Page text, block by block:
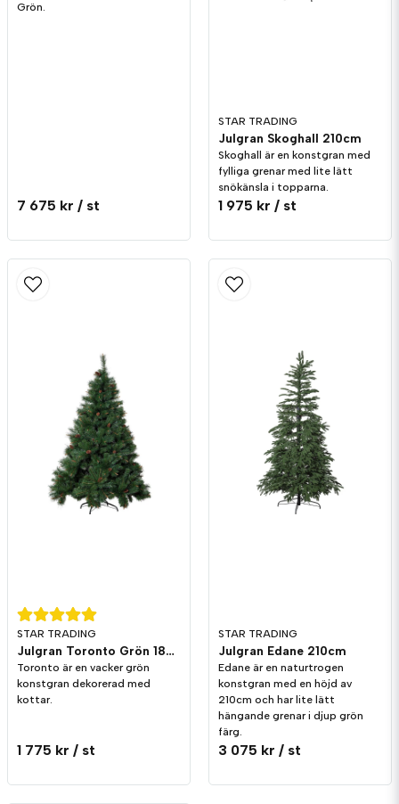
Grön.
7 675 kr / st
STAR TRADING
Julgran Skoghall 210cm
Skoghall är en konstgran med
fylliga grenar med lite lätt
snökänsla i topparna.
1 975 kr / st
STAR TRADING
Julgran Toronto Grön 180cm
Toronto är en vacker grön
konstgran dekorerad med
kottar.
1 775 kr / st
STAR TRADING
Julgran Edane 210cm
Edane är en naturtrogen
konstgran med en höjd av
210cm och har lite lätt
hängande grenar i djup grön
färg.
3 075 kr / st